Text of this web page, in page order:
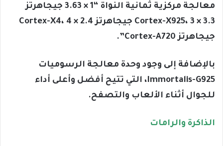
معالجة مركزية ثمانية النواة “1 × 3.63 جيجاهرتز
Cortex-X925، 3 × 3.3 جيجاهرتز Cortex-X4، 4 × 2.4
جيجاهرتز Cortex-A720”.
بالإضافة إلى وجود وحدة معالجة الرسوميات
Immortalis-G925، التي تتيح أفضل وأعلى أداء
للجوال أثناء الألعاب والتصفح.
الذاكرة والرامات